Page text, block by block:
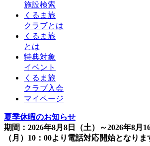
施設検索
くるま旅
クラブとは
くるま旅
とは
特典対象
イベント
くるま旅
クラブ入会
マイページ
夏季休暇のお知らせ
期間：2026年8月8日（土）～2026年8月
（月）10：00より電話対応開始となりま